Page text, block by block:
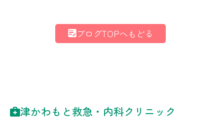
ブログTOPへもどる
津かわもと救急・内科クリニック